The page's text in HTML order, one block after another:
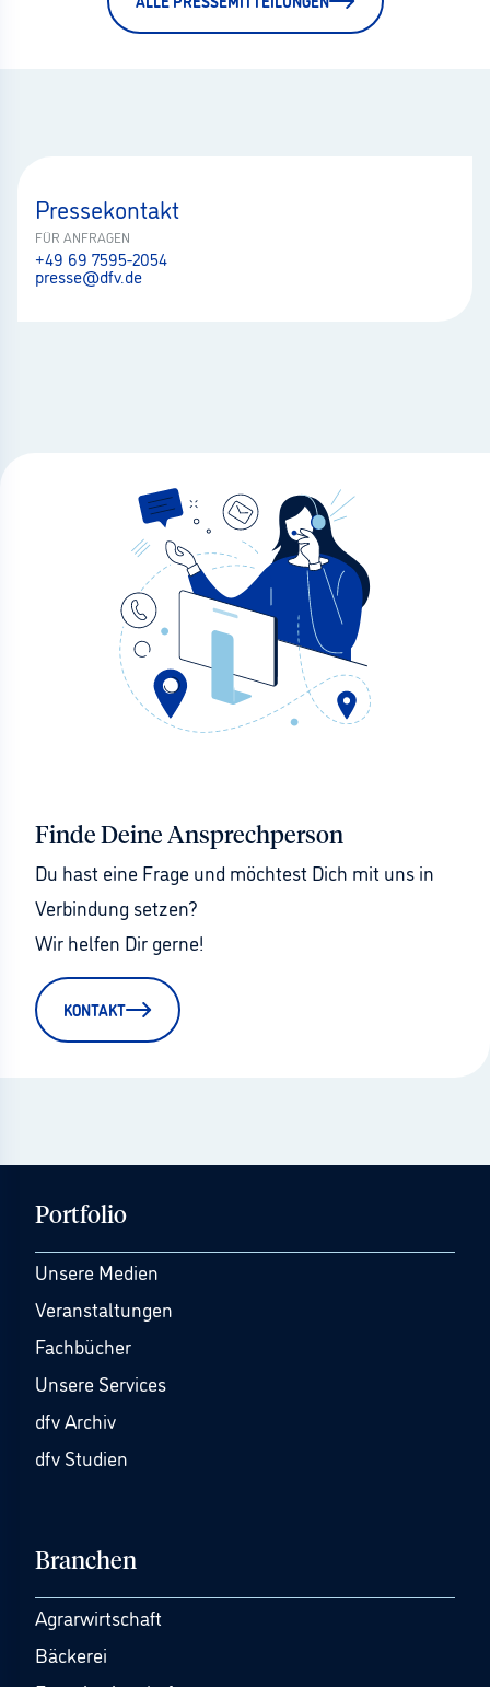
Pressekontakt
FÜR ANFRAGEN
+49 69 7595-2054
presse@dfv.de
Finde Deine Ansprechperson
Du hast eine Frage und möchtest Dich mit uns in
Verbindung setzen?
Wir helfen Dir gerne!
KONTAKT
Portfolio
Unsere Medien
Veranstaltungen
Fachbücher
Unsere Services
dfv Archiv
dfv Studien
Branchen
Agrarwirtschaft
Bäckerei